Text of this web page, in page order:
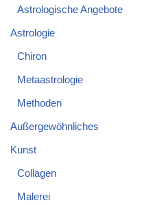
Astrologische Angebote
Astrologie
Chiron
Metaastrologie
Methoden
Außergewöhnliches
Kunst
Collagen
Malerei